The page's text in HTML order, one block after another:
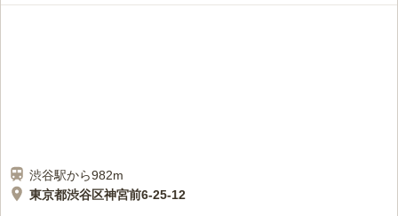
渋谷駅から982m
東京都渋谷区神宮前6-25-12